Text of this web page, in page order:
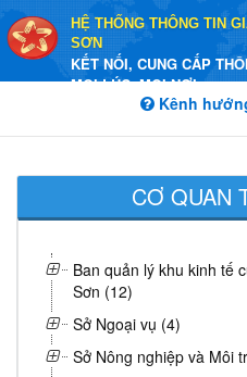
HỆ THỐNG THÔNG TIN
SƠN
KẾT NỐI, CUNG CẤP
MỌI LÚC, MỌI NƠI
Kênh
CƠ QUAN
Ban quản lý khu kinh tế
Sơn (12)
Sở Ngoại vụ (4)
Sở Nông nghiệp và Môi